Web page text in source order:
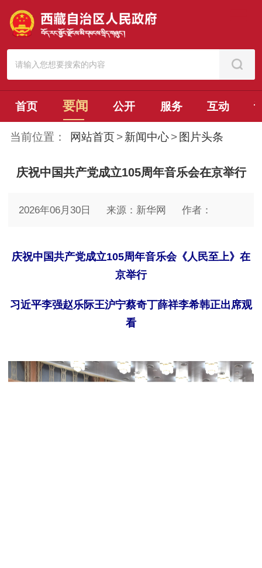
首页 要闻 公开 服务 互动
当前位置： 网站首页 > 新闻中心 > 图片头条
庆祝中国共产党成立105周年音乐会在京举行
2026年06月30日 来源：新华网 作者：
庆祝中国共产党成立105周年音乐会《人民至上》在
京举行
习近平李强赵乐际王沪宁蔡奇丁薛祥李希韩正出席观
看